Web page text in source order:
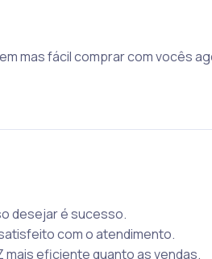
mas fácil comprar com vocês
desejar é sucesso.
com o atendimento.
mais eficiente quanto as vendas.